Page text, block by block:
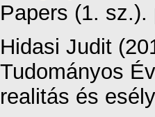
Papers (1. sz.).
Hidasi Judit
Tudományos
realitás és